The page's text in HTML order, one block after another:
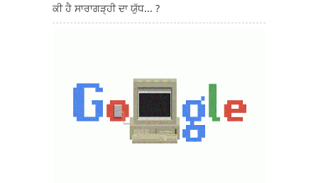
ਕੀ ਹੈ ਸਾਰਾਗੜ੍ਹੀ ਦਾ ਯੁੱਧ... ?